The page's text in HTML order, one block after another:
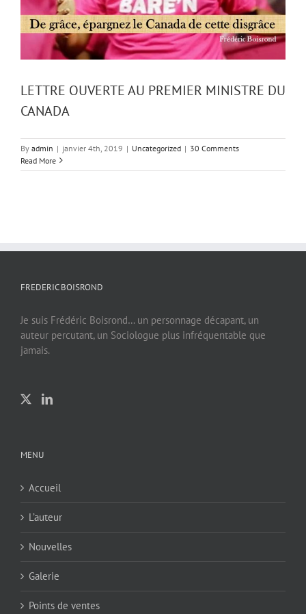
LETTRE OUVERTE AU PREMIER MINISTRE DU
CANADA
By admin | janvier 4th, 2019 | Uncategorized | 30 Comments
Read More
FREDERIC BOISROND
Je suis Frédéric Boisrond… un personnage décapant, un
auteur percutant, un Sociologue plus infréquentable que
jamais.
MENU
Accueil
L’auteur
Nouvelles
Galerie
Points de ventes